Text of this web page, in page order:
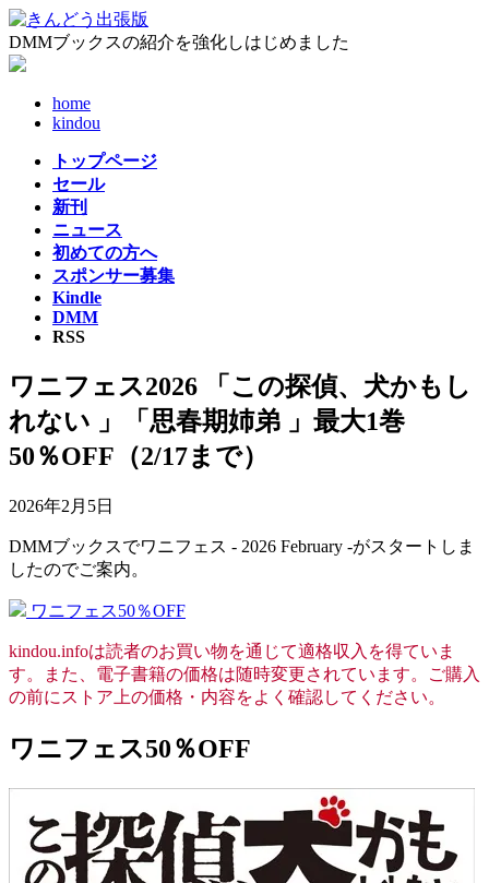
コ
ン
テ
ナ
ビ
ゲ
DMMブックスの紹介を強化しはじめました
home
kindou
トップページ
セール
新刊
ニュース
初めての方へ
スポンサー募集
Kindle
DMM
RSS
ワニフェス2026 「この探偵、犬かもし
れない 」「思春期姉弟 」最大1巻
50％OFF（2/17まで）
2026年2月5日
DMMブックスでワニフェス - 2026 February -がスタートしま
したのでご案内。
ワニフェス50％OFF
kindou.infoは読者のお買い物を通じて適格収入を得ていま
す。また、電子書籍の価格は随時変更されています。ご購入
の前にストア上の価格・内容をよく確認してください。
ワニフェス50％OFF